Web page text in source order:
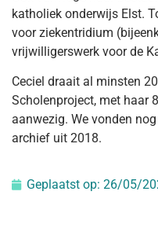
katholiek onderwijs Elst.
voor ziekentridium
vrijwilligerswerk voor de
Ceciel draait al minsten
Scholenproject, met haar
aanwezig. We vonden
archief uit 2018.
Geplaatst op: 26/05/